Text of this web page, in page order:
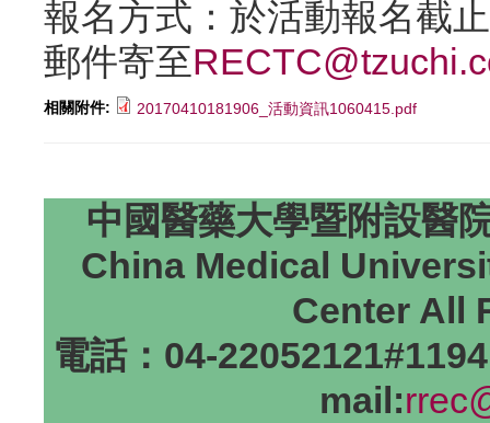
報名方式：於活動報名截
郵件寄至
相關附件: 20170410181906_活動資訊1060415.pdf
中國醫藥大學暨附設醫
China Medical
Center All
電話：04-
mail: